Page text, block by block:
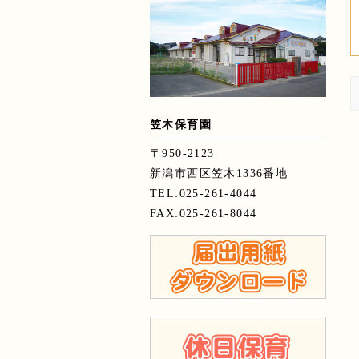
笠木保育園
〒950-2123
新潟市西区笠木1336番地
TEL:025-261-4044
FAX:025-261-8044